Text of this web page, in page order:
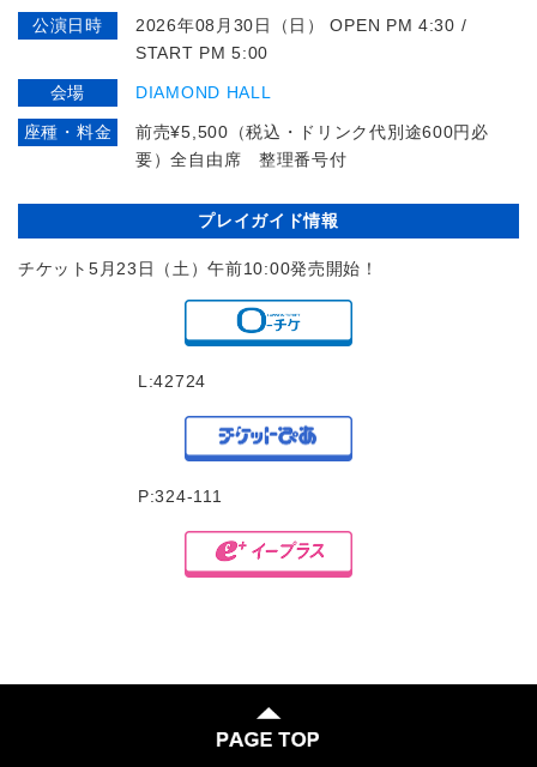
公演日時
2026年08月30日（日） OPEN PM 4:30 /
START PM 5:00
会場 DIAMOND HALL
座種・料金
前売¥5,500（税込・ドリンク代別途600円必
要）全自由席 整理番号付
プレイガイド情報
チケット5月23日（土）午前10:00発売開始！
L:42724
P:324-111